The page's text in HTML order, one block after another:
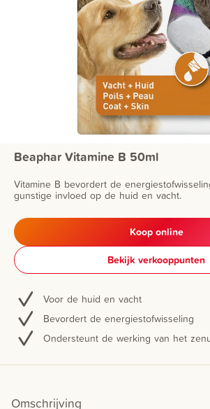
Beaphar Vitamine B 50ml
Vitamine B bevordert de
gunstige invloed op de huid en vacht.
Koop online
Bekijk verkooppunten
Voor de huid en vacht
Bevordert de energiestofwisseling
Ondersteunt de werking van het
Omschrijving